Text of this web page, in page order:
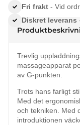
Fri frakt - Vid
Diskret leverans
Trevlig
massageapparat
av G-punkten.
Trots hans farligt
Med det
och tekniken. Med
introduktionen